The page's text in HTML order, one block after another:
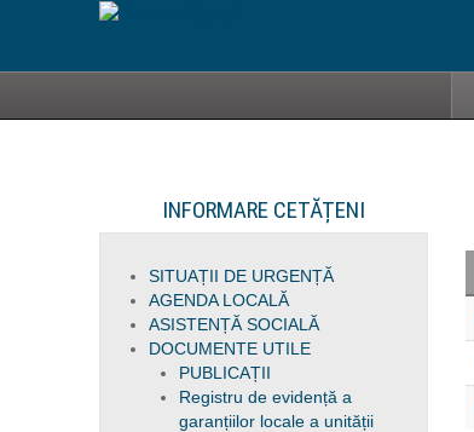
INFORMARE CETĂȚENI
SITUAȚII DE URGENȚĂ
AGENDA LOCALĂ
ASISTENȚĂ SOCIALĂ
DOCUMENTE UTILE
PUBLICAȚII
Registru de evidență a
garanțiilor locale a unității